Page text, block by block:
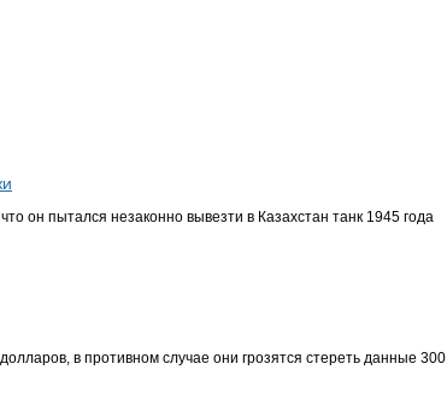
он пытался незаконно вывезти в Казахстан танк 1945 года
в противном случае они грозятся стереть данные 300